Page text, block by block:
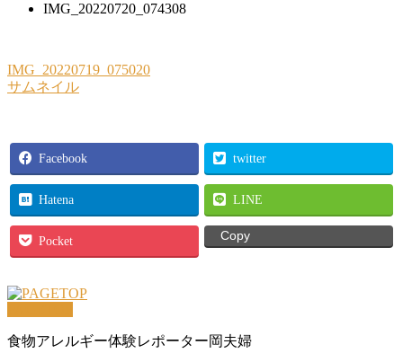
IMG_20220720_074308
IMG_20220719_075020
サムネイル
Facebook twitter
Hatena LINE
Pocket Copy
食物アレルギー体験レポーター岡夫婦